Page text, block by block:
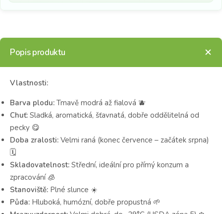
Popis produktu
Vlastnosti:
Barva plodu: Tmavě modrá až fialová 🫐
Chuť: Sladká, aromatická, šťavnatá, dobře oddělitelná od
pecky 😋
Doba zralosti: Velmi raná (konec července – začátek srpna)
🗓️
Skladovatelnost: Střední, ideální pro přímý konzum a
zpracování 🧊
Stanoviště: Plné slunce ☀️
Půda: Hluboká, humózní, dobře propustná 🌱